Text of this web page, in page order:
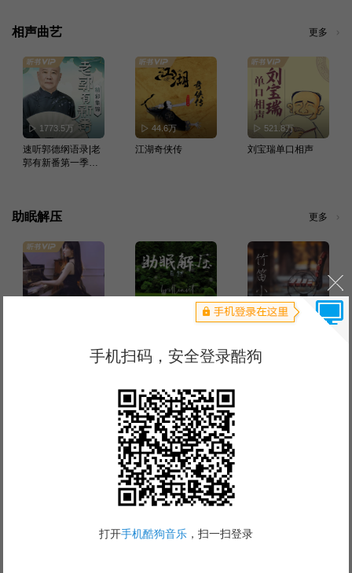
相声曲艺 更多
1773.5万
速听郭德纲语录|老
郭有新番第一季精
44.6万
江湖奇侠传
521.8万
刘宝瑞单口相声
助眠解压 更多
音乐伴你好梦
893.7万
3.2万
完结